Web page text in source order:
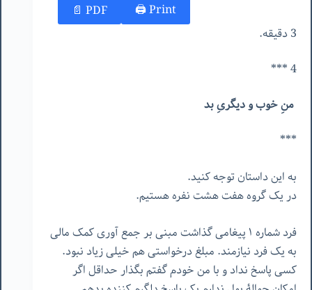
Print 🖨
PDF 📄
3 دقیقه.
4 ***
منِ خوب و دیگریِ بد
***
به این داستان توجه کنید.
در یک گروه هفت هشت نفره هستیم.
فرد شماره ١ پیغامی گذاشت مبنی بر جمع آوری کمک مالی
به یک فرد نیازمند. مبلغ درخواستی هم خیلی زیاد نبود.
کسی پاسخ نداد و با من خودم گفتم بگذار حداقل اگر